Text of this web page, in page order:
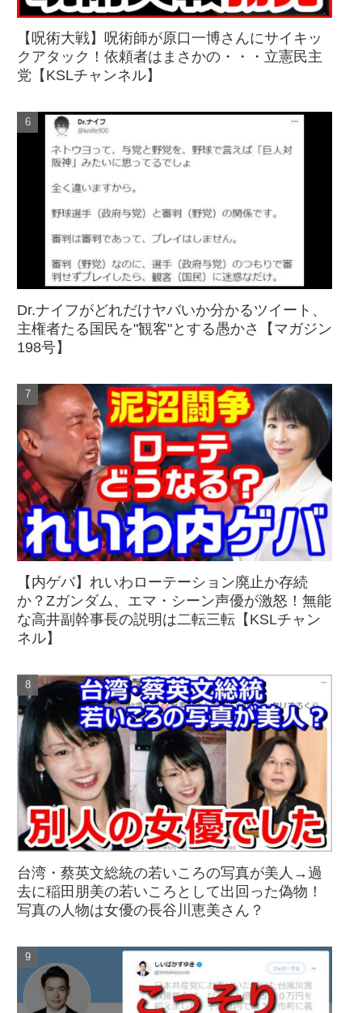
【呪術大戦】呪術師が原口一博さんにサイキッ
クアタック！依頼者はまさかの・・・立憲民主
党【KSLチャンネル】
Dr.ナイフがどれだけヤバいか分かるツイート、
主権者たる国民を"観客"とする愚かさ【マガジン
198号】
【内ゲバ】れいわローテーション廃止か存続
か？Zガンダム、エマ・シーン声優が激怒！無能
な高井副幹事長の説明は二転三転【KSLチャン
ネル】
台湾・蔡英文総統の若いころの写真が美人→過
去に稲田朋美の若いころとして出回った偽物！
写真の人物は女優の長谷川恵美さん？